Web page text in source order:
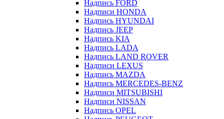
Надпись FORD
Надписи HONDA
Надпись HYUNDAI
Надпись JEEP
Надпись KIA
Надпись LADA
Надпись LAND ROVER
Надписи LEXUS
Надпись MAZDA
Надпись MERCEDES-BENZ
Надписи MITSUBISHI
Надписи NISSAN
Надпись OPEL